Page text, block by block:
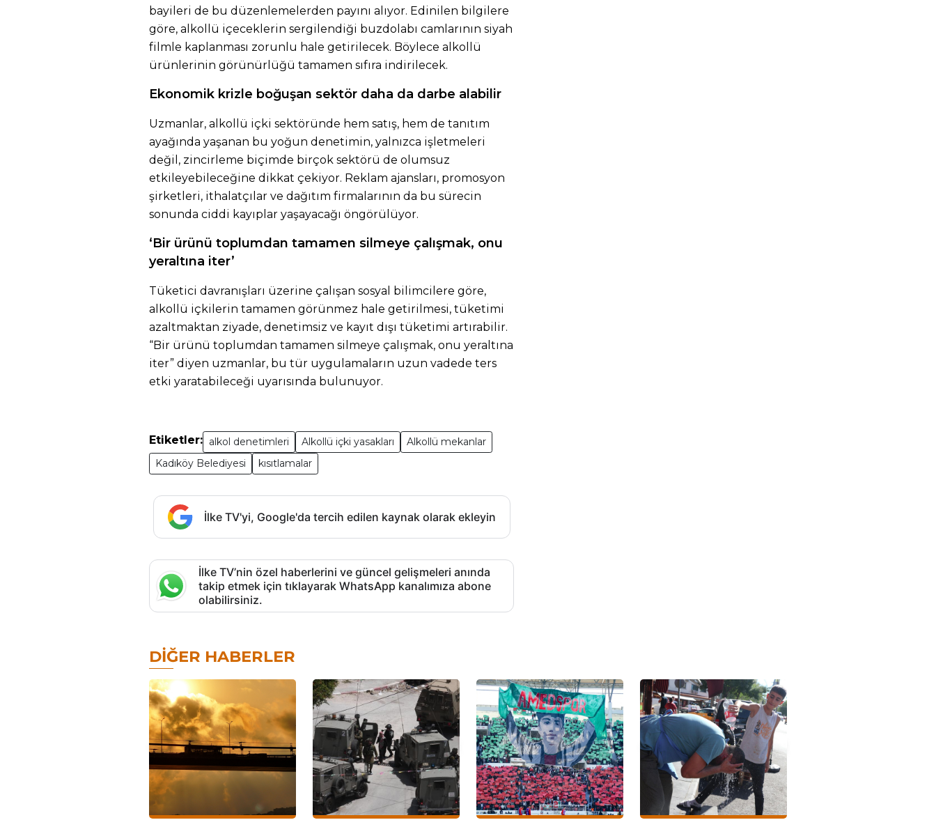
bayileri de bu düzenlemelerden payını alıyor. Edinilen bilgilere
göre, alkollü içeceklerin sergilendiği buzdolabı camlarının siyah
filmle kaplanması zorunlu hale getirilecek. Böylece alkollü
ürünlerinin görünürlüğü tamamen sıfıra indirilecek.
Ekonomik krizle boğuşan sektör daha da darbe alabilir
Uzmanlar, alkollü içki sektöründe hem satış, hem de tanıtım
ayağında yaşanan bu yoğun denetimin, yalnızca işletmeleri
değil, zincirleme biçimde birçok sektörü de olumsuz
etkileyebileceğine dikkat çekiyor. Reklam ajansları, promosyon
şirketleri, ithalatçılar ve dağıtım firmalarının da bu sürecin
sonunda ciddi kayıplar yaşayacağı öngörülüyor.
‘Bir ürünü toplumdan tamamen silmeye çalışmak, onu
yeraltına iter’
Tüketici davranışları üzerine çalışan sosyal bilimcilere göre,
alkollü içkilerin tamamen görünmez hale getirilmesi, tüketimi
azaltmaktan ziyade, denetimsiz ve kayıt dışı tüketimi artırabilir.
“Bir ürünü toplumdan tamamen silmeye çalışmak, onu yeraltına
iter” diyen uzmanlar, bu tür uygulamaların uzun vadede ters
etki yaratabileceği uyarısında bulunuyor.
Etiketler: alkol denetimleri Alkollü içki yasakları
Alkollü mekanlar
Kadıköy Belediyesi
kısıtlamalar
İlke TV'yi, Google'da tercih edilen kaynak olarak ekleyin
İlke TV’nin özel haberlerini ve güncel gelişmeleri anında
takip etmek için tıklayarak WhatsApp kanalımıza abone
olabilirsiniz.
DIĞER HABERLER